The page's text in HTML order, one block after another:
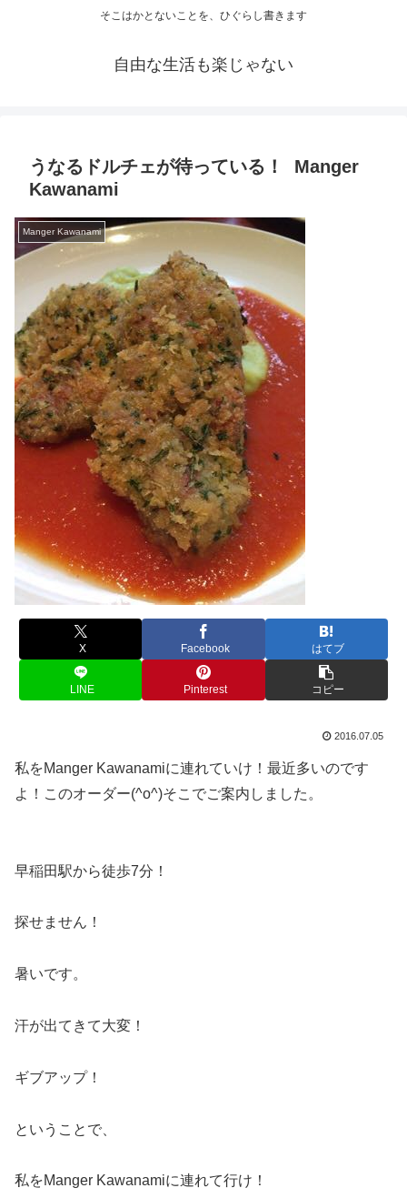
そこはかとないことを、ひぐらし書きます
自由な生活も楽じゃない
うなるドルチェが待っている！ Manger
Kawanami
Manger Kawanami
X Facebook はてブ
LINE Pinterest コピー
2016.07.05
私をManger Kawanamiに連れていけ！最近多いのです
よ！このオーダー(^o^)そこでご案内しました。
早稲田駅から徒歩7分！
探せません！
暑いです。
汗が出てきて大変！
ギブアップ！
ということで、
私をManger Kawanamiに連れて行け！